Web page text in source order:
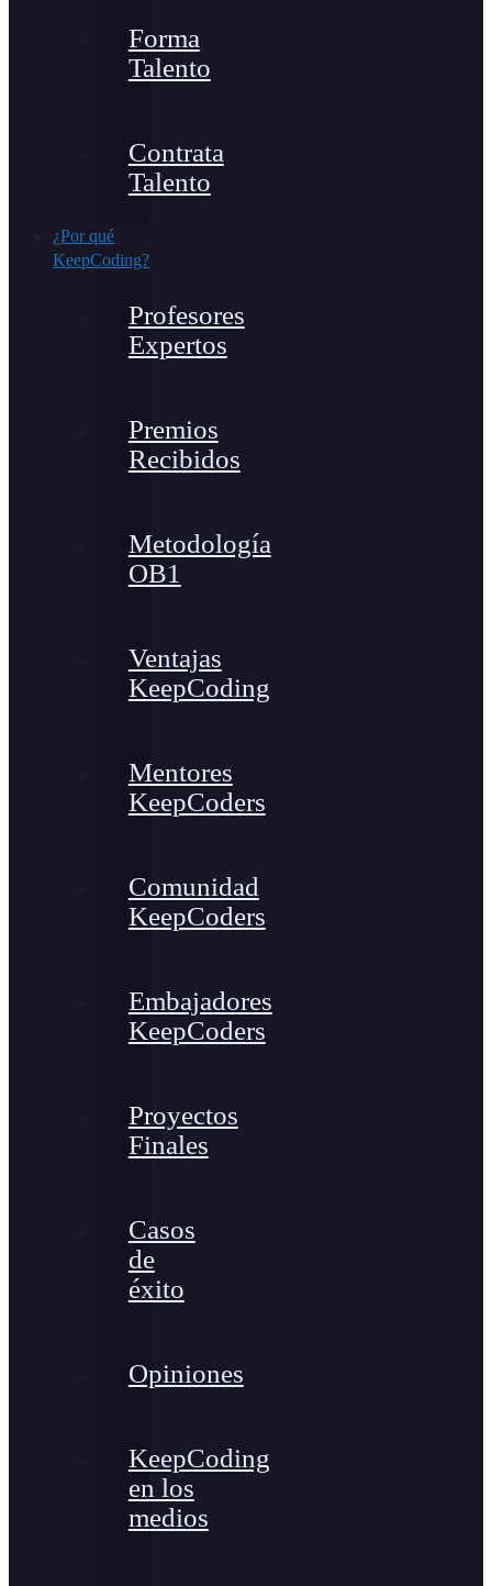
Forma
Talento
Contrata
Talento
¿Por qué
KeepCoding?
Profesores
Expertos
Premios
Recibidos
Metodología
OB1
Ventajas
KeepCoding
Mentores
KeepCoders
Comunidad
KeepCoders
Embajadores
KeepCoders
Proyectos
Finales
Casos
de
éxito
Opiniones
KeepCoding
en los
medios